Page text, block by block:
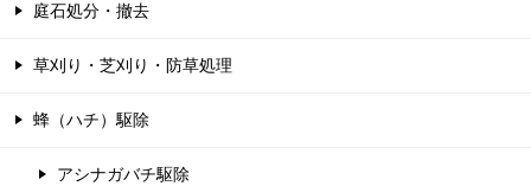
庭石処分・撤去
草刈り・芝刈り・防草処理
蜂（ハチ）駆除
アシナガバチ駆除